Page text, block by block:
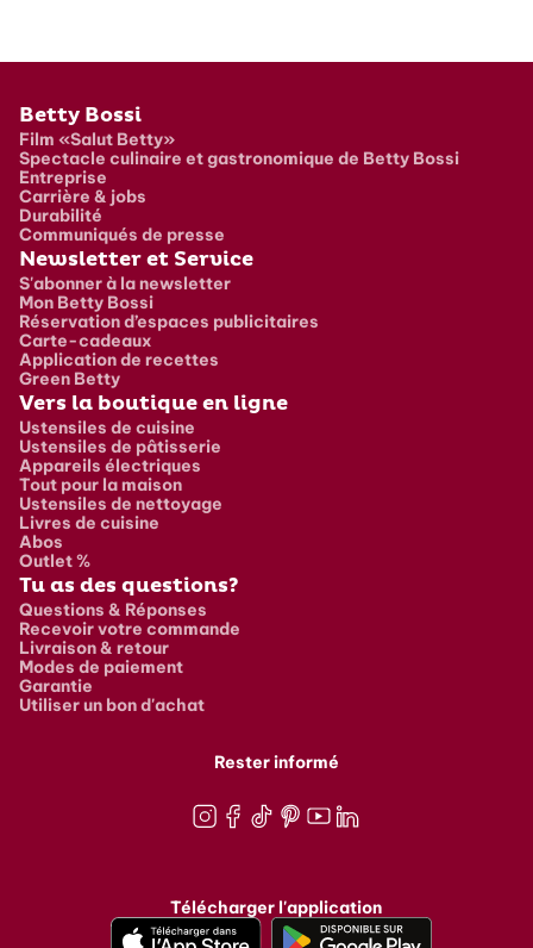
Pied de page
Betty Bossi
Film «Salut Betty»
Spectacle culinaire et gastronomique de Betty Bossi
Entreprise
Carrière & jobs
Durabilité
Communiqués de presse
Newsletter et Service
S'abonner à la newsletter
Mon Betty Bossi
Réservation d’espaces publicitaires
Carte-cadeaux
Application de recettes
Green Betty
Vers la boutique en ligne
Ustensiles de cuisine
Ustensiles de pâtisserie
Appareils électriques
Tout pour la maison
Ustensiles de nettoyage
Livres de cuisine
Abos
Outlet %
Tu as des questions?
Questions & Réponses
Recevoir votre commande
Livraison & retour
Modes de paiement
Garantie
Utiliser un bon d'achat
Rester informé
Télécharger l'application